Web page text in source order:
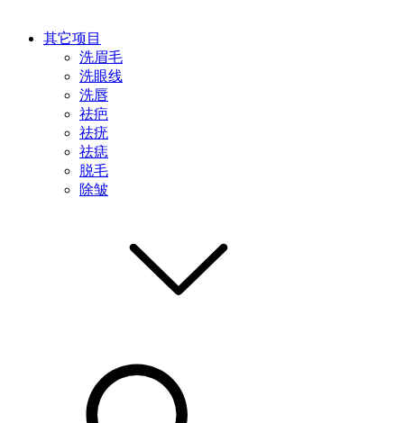
其它项目
洗眉毛
洗眼线
洗唇
祛疤
祛疣
祛痣
脱毛
除皱